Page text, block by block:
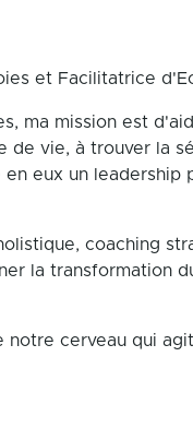
et Facilitatrice
ma mission est
de vie, à trouver la
eux un leadership
coaching
la transformation
cerveau qui